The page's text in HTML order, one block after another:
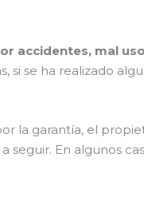
accidentes, mal
si se ha realizado
la garantía, el
En algunos